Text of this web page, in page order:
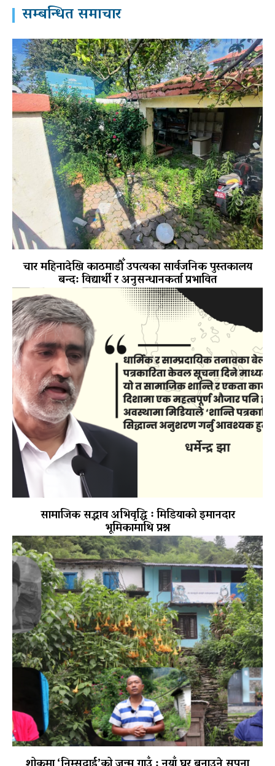
सम्बन्धित समाचार
चार महिनादेखि काठमाडौँ उपत्यका सार्वजनिक पुस्तकालय
बन्द: विद्यार्थी र अनुसन्धानकर्ता प्रभावित
सामाजिक सद्भाव अभिवृद्धि ः मिडियाको इमानदार
भूमिकामाथि प्रश्न